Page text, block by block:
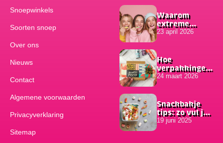
Snoepwinkels
Soorten snoep
Over ons
Nieuws
Contact
Algemene voorwaarden
Privacyverklaring
Sitemap
Waarom
extreme
smaken zo
jongeren
23 april 2026
Hoe
verpakkingen
bijdragen aan
bestellingen
24 maart 2026
Snackbakje
tips: zo vul je
hem
19 juni 2025